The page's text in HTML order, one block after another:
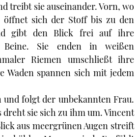
treibt sie auseinander. Vorn, wo
öffnet sich der Stoff bis zu den
gibt den Blick frei auf ihre
Beine. Sie enden in weißen
Riemen umschließt ihre
Waden spannen sich mit jedem
und folgt der unbekannten Frau.
dreht sie sich zu ihm um. Vincent
aus meergrünen Augen streift